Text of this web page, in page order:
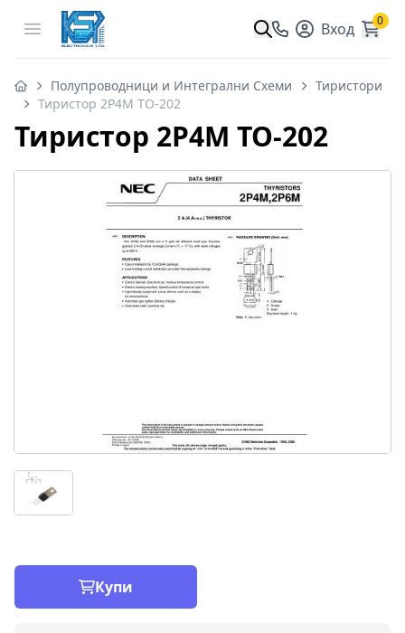
Open menu Вход 0
Полупроводници и Интегрални Схеми
Тиристори
Тиристор 2P4M TO-202
Тиристор 2P4M TO-202
Купи